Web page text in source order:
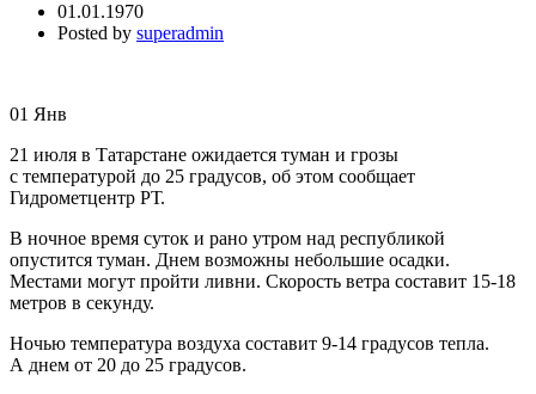
01.01.1970
Posted by superadmin
01 Янв
21 июля в Татарстане ожидается туман и грозы
с температурой до 25 градусов, об этом сообщает
Гидрометцентр РТ.
В ночное время суток и рано утром над республикой
опустится туман. Днем возможны небольшие осадки.
Местами могут пройти ливни. Скорость ветра составит 15-18
метров в секунду.
Ночью температура воздуха составит 9-14 градусов тепла.
А днем от 20 до 25 градусов.